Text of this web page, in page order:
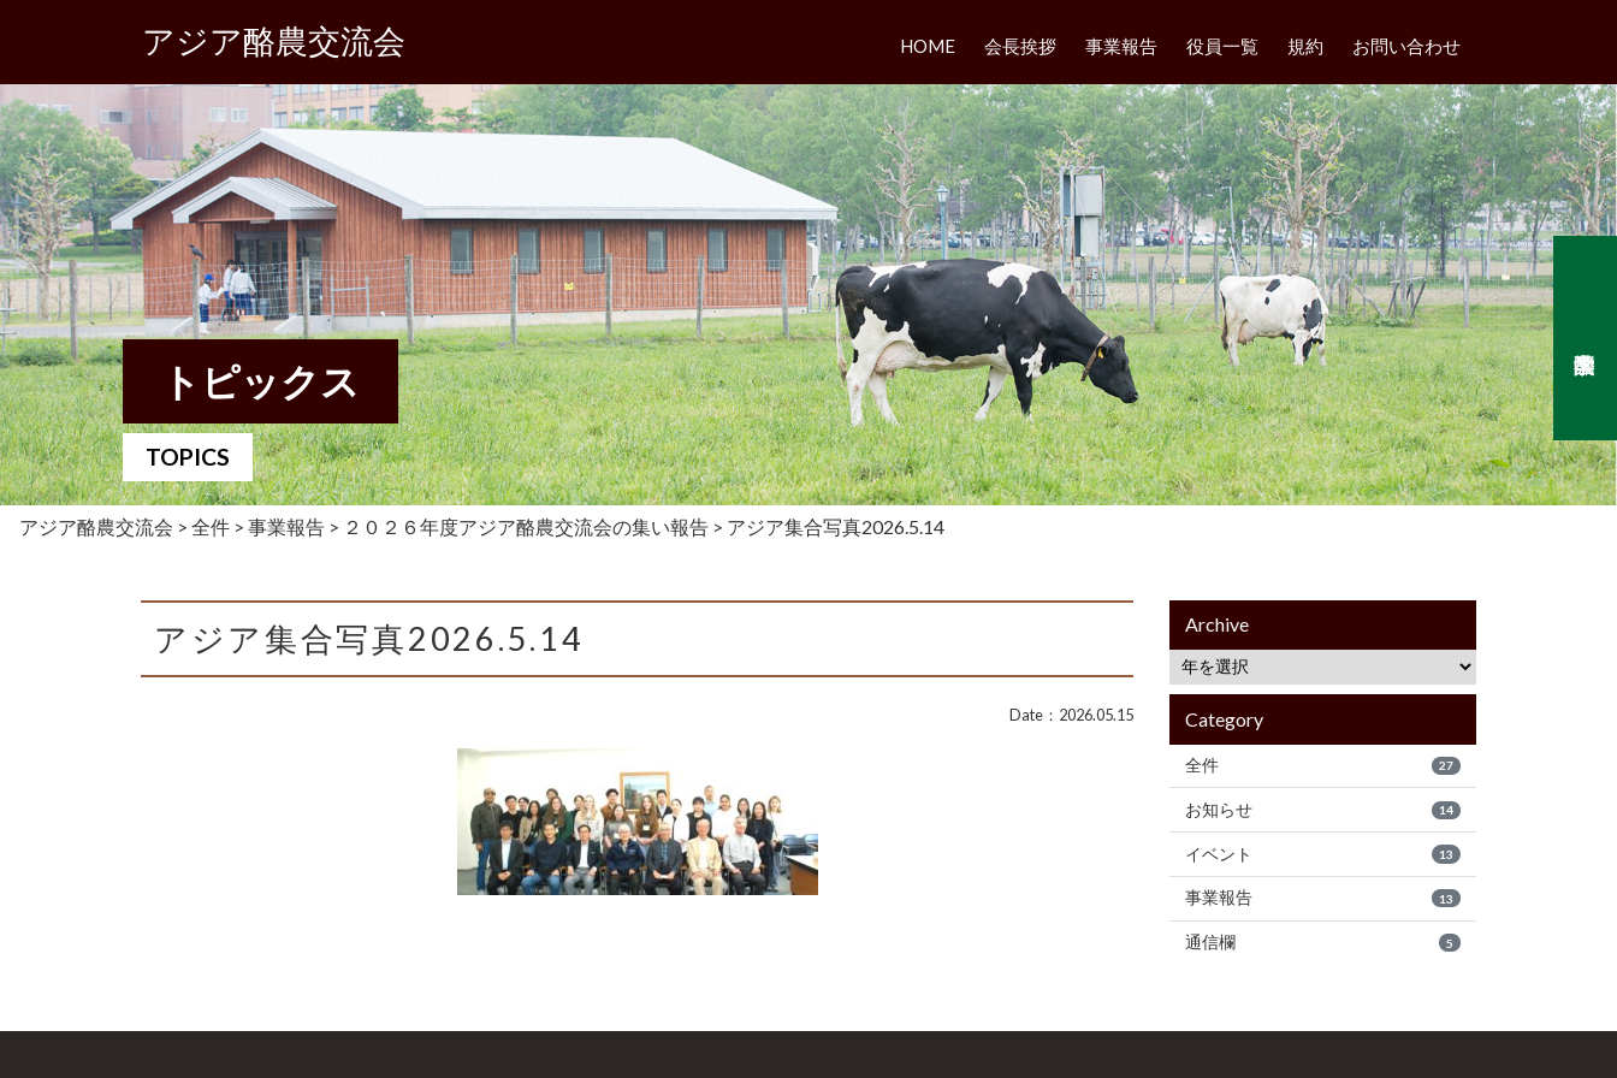
アジア酪農交流会 HOME 会長挨拶 事業報告 役員一覧 規約 お問い合わせ
トピックス
TOPICS
アジア酪農交流会 > 全件 > 事業報告 > ２０２６年度アジア酪農交流会の集い報告 > アジア集合写真2026.5.14
アジア集合写真2026.5.14
Date：2026.05.15
Archive
Category
全件 27
お知らせ 14
イベント 13
事業報告 13
通信欄 5